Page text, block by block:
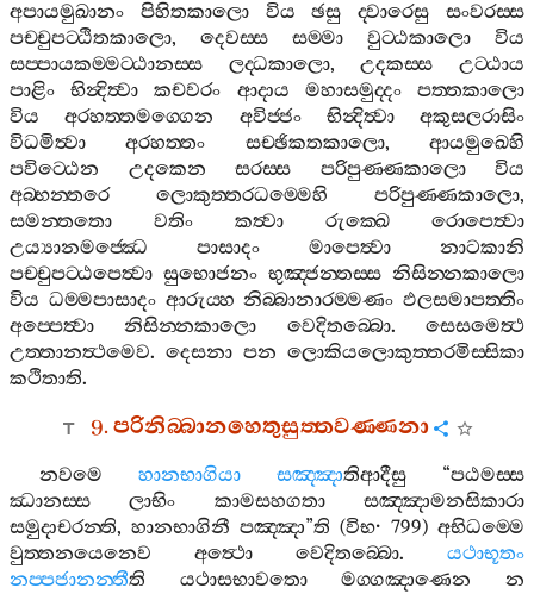
අපායමුඛානං
පිහිතකාලො විය ඡසු ද‍්වාරෙසු
සංවරස‍්ස
පච‍්චුපට‍්ඨිතකාලො, දෙවස‍්ස සම‍්මා වුට‍්ඨකාලො
විය
සප‍්පායකම‍්මට‍්ඨානස‍්ස
ලද‍්ධකාලො,උදකස‍්ස
උට‍්ඨාය
පාළිං
භින්‍දිත්‍වා කචවරං ආදාය මහාසමුද‍්දං
පත‍්තකාලො
විය
අරහත‍්තමග‍්ගෙන අවිජ‍්ජං භින්‍දිත්‍වා
අකුසලරාසිං
විධමිත්‍වා
අරහත‍්තං සච‍්ඡිකතකාලො,ආයමුඛෙහි
පවිට‍්ඨෙන
උදකෙන සරස‍්ස පරිපුණ‍්ණකාලො
විය
අබ‍්භන‍්තරෙ
ලොකුත‍්තරධම‍්මෙහි පරිපුණ‍්ණකාලො,
සමන‍්තතො
වතිං කත්‍වා රුක‍්ඛෙ
රොපෙත්‍වා
උය්‍යානමජ‍්ඣෙ
පාසාදං මාපෙත්‍වා
නාටකානි
පච‍්චුපට‍්ඨපෙත්‍වා සුභොජනං භුඤ‍්ජන‍්තස‍්ස නිසින‍්නකාලො
විය ධම‍්මපාසාදං ආරුය‍්හ නිබ‍්බානාරම‍්මණං ඵලසමාපත‍්තිං
අප‍්පෙත්‍වා
නිසින‍්නකාලො වෙදිතබ‍්බො.සෙසමෙත්‍ථ
උත‍්තානත්‍ථමෙව. දෙසනා පන ලොකියලොකුත‍්තරමිස‍්සිකා
කථිතාති.
9.පරිනිබ‍්බානහෙතුසුත‍්තවණ‍්ණනා
නවමෙ හානභාගියා සඤ‍්ඤාතිආදීසු“පඨමස‍්ස
ඣානස‍්ස
ලාභිං කාමසහගතා
සඤ‍්ඤාමනසිකාරා
සමුදාචරන‍්ති, හානභාගිනී පඤ‍්ඤා”ති (විභ· 799) අභිධම‍්මෙ
වුත‍්තනයෙනෙව
අත්‍ථො වෙදිතබ‍්බො. යථාභූතං
නප‍්පජානන‍්තීති යථාසභාවතො මග‍්ගඤාණෙන
න